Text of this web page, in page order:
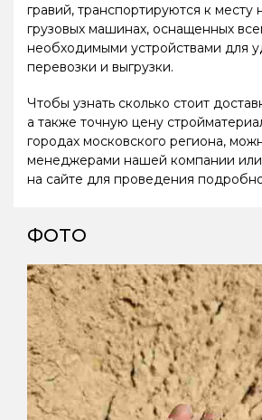
гравий, транспортируются к месту
грузовых машинах, оснащенных
необходимыми устройствами для
перевозки и выгрузки.
Чтобы узнать сколько стоит
а также точную цену
городах московского региона,
менеджерами нашей компании или
на сайте для проведения
ФОТО